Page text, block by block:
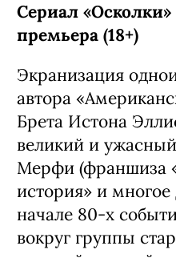
Сериал
премьера (18+)
Экранизация
автора
Брета Истона
великий и
Мерфи (франшиза
история» и многое
начале 80-х
вокруг группы